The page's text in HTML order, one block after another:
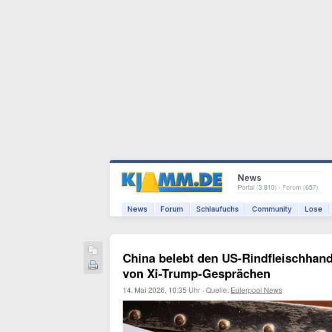
News
Portal (3.810) · Forum (657)
News Forum Schlaufuchs Community Lose
China belebt den US-
von Xi-Trump-Gesprächen
14. Mai 2026, 10:35 Uhr ·Quelle: Eulerpool News